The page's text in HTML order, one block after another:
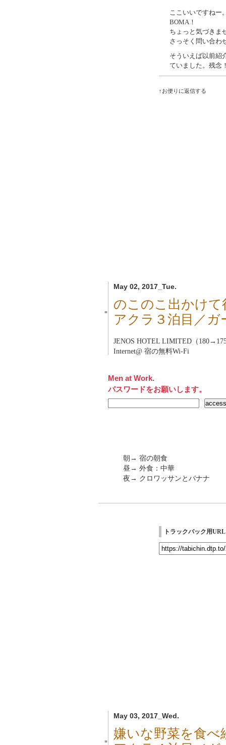
ここいいですねー
BOMA！
ちょっと気づきま
さっそく問い合わ
そういえば以前紹
ていました。残念
↑お便りに返信する
May 02, 2017_Tue.
■
のこのこ出かけ
アクラ３泊目／ガ
JENOS HOTEL LIMITED（
Internet@ 宿の無料Wi-Fi
Men at Work.
パスワードをお願いします。
朝→ 宿の朝食
昼→ 外食：中華
夜→ クロワッサンとバナナ
トラックバック用URL
May 03, 2017_Wed.
■
嫌いな野菜を食べ